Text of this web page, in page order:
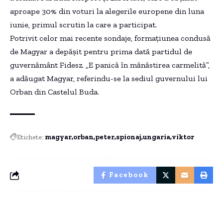
aproape 30% din voturi la alegerile europene din luna
iunie, primul scrutin la care a participat.
Potrivit celor mai recente sondaje, formațiunea condusă
de Magyar a depășit pentru prima dată partidul de
guvernământ Fidesz. „E panică în mănăstirea carmelită”,
a adăugat Magyar, referindu-se la sediul guvernului lui
Orban din Castelul Buda.
Etichete: magyar orban peter spionaj ungaria viktor
Facebook